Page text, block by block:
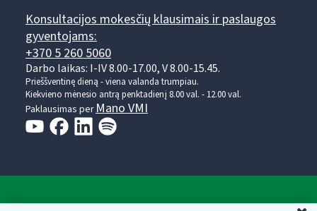
Konsultacijos mokesčių klausimais ir paslaugos
gyventojams:
+370 5 260 5060
Darbo laikas: I-IV 8.00-17.00, V 8.00-15.45.
Prieššventinę dieną - viena valanda trumpiau.
Kiekvieno mėnesio antrą penktadienį 8.00 val. - 12.00 val.
Paklausimas per Mano VMI